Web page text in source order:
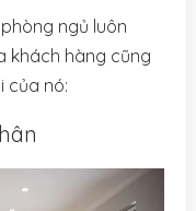
ngủ luôn
khách hàng cũng
của nó: